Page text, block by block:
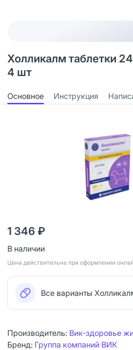
Холликалм таблетки
4 шт
Основное Инструкция
1 346 ₽
В наличии
Цена действительна при оформлении
Все варианты
Производитель: Вик-здоровье
Бренд: Группа компаний ВИК